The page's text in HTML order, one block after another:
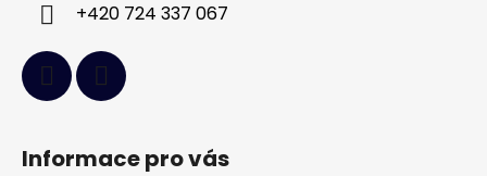
+420 724 337 067
Informace pro vás